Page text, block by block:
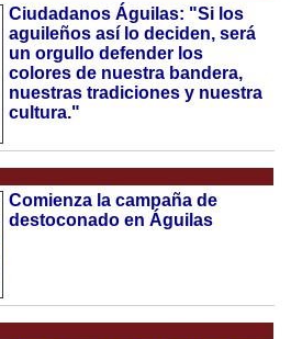
Ciudadanos Águilas: "Si los
aguileños así lo deciden, será
un orgullo defender los
colores de nuestra bandera,
nuestras tradiciones y nuestra
cultura."
Comienza la campaña de
destoconado en Águilas